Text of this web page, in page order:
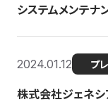
システムメンテナ
2024.01.12 プ
株式会社ジェネシ